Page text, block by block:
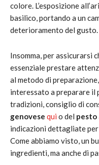
colore. L’esposizione
basilico, portando a un
deterioramento del gusto.
Insomma, per assicurarsi
essenziale prestare
al metodo di
interessato a preparare il
tradizioni, consiglio di
genovese qui o del pesto
indicazioni dettagliate
Come abbiamo visto, un
ingredienti, ma anche di